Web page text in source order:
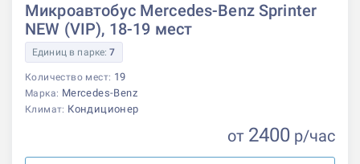
Микроавтобус Mercedes-Benz Sprinter
NEW (VIP), 18-19 мест
Единиц в парке:7
Количество мест: 19
Марка: Mercedes-Benz
Климат: Кондиционер
от 2400 р/час